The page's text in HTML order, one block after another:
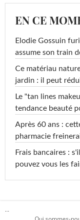
EN CE
Elodie Gossuin
assume son train
Ce matériau
jardin : il peut
Le "tan lines
tendance beauté
Après 60 ans :
pharmacie
Frais bancaires :
pouvez vous les
...